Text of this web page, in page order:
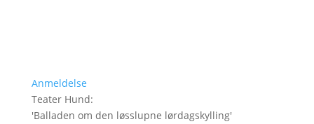
Anmeldelse
Teater Hund:
'Balladen om den løsslupne lørdagskylling'